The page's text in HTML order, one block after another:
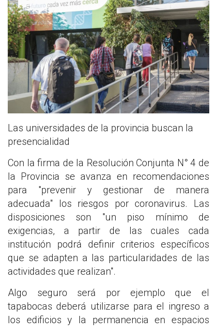
Las universidades de la provincia buscan la
presencialidad
Con la firma de la Resolución Conjunta N° 4 de
la Provincia se avanza en recomendaciones
para "prevenir y gestionar de manera
adecuada" los riesgos por coronavirus. Las
disposiciones son "un piso mínimo de
exigencias, a partir de las cuales cada
institución podrá definir criterios específicos
que se adapten a las particularidades de las
actividades que realizan".
Algo seguro será por ejemplo que el
tapabocas deberá utilizarse para el ingreso a
los edificios y la permanencia en espacios